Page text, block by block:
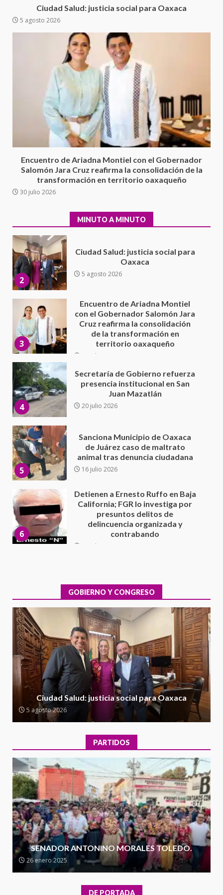
Ciudad Salud: justicia social para Oaxaca
5 agosto 2026
Encuentro de Ariadna Montiel con el Gobernador
Salomón Jara Cruz reafirma la consolidación de la
transformación en territorio oaxaqueño
30 julio 2026
MINUTO A MINUTO
presuntos delitos de
16 julio 2026
Sin paso carretera Oaxaca-
Cuacnopalan
26 junio 2026
Exhorta Poder Legislativo al
IEEPO y al Iocied a realizar una
evaluación técnica y estructural
integral de las instalaciones de la
Moisés Sáenz Garza
5 agosto 2026
5 agosto 2026
3
con el Gobernador Salomón Jara
Cruz reafirma la consolidación
de la transformación en
4
Secretaría de Gobierno refuerza
presencia institucional en San
Juan Mazatlán
20 julio 2026
5
Sanciona Municipio de Oaxaca
de Juárez caso de maltrato
animal tras denuncia ciudadana
16 julio 2026
6
California; FGR lo investiga por
presuntos delitos de
delincuencia organizada y
contrabando
7
Sin paso carretera Oaxaca-
Cuacnopalan
26 junio 2026
1
integral de las instalaciones de la
Escuela Secundaria General
Moisés Sáenz Garza
5 agosto 2026
2
Ciudad Salud: justicia social para
Oaxaca
5 agosto 2026
3
Encuentro de Ariadna Montiel
con el Gobernador Salomón Jara
Cruz reafirma la consolidación
de la transformación en
territorio oaxaqueño
30 julio 2026
4
presencia institucional en San
Juan Mazatlán
20 julio 2026
5
Sanciona Municipio de Oaxaca
de Juárez caso de maltrato
animal tras denuncia ciudadana
16 julio 2026
Detienen a Ernesto Ruffo en Baja
California; FGR lo investiga por
GOBIERNO Y CONGRESO
Ciudad Salud: justicia social para Oaxaca
5 agosto 2026
PARTIDOS
SENADOR ANTONINO MORALES TOLEDO.
26 enero 2025
DE PORTADA